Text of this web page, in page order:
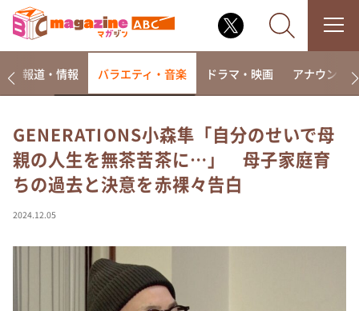
なるみ・岡村の過ぎるTV
相席食堂
これ余談なんですけど・・・
て真剣です
探偵！ナイトスクープ
news おかえり
報道・情報 バラエティ・音楽 ドラマ・映画 アナウンサー
GENERATIONS小森隼「自分のせいで母
親の人生を無茶苦茶に…」 母子家庭育
ちの過去と決意を赤裸々告白
2024.12.05